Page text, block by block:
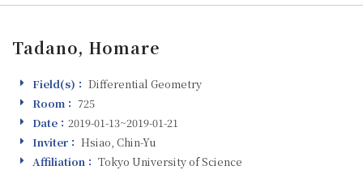
Tadano, Homare
Field(s)
Field(s)： Differential Geometry
Room
Room： 725
Visiting
Date： 2019-01-13~2019-01-21
Inviter
Inviter： Hsiao, Chin-Yu
Affiliation
Affiliation： Tokyo University of Science